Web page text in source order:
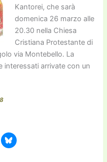
Kantorei, che sarà
domenica 26 marzo alle
20.30 nella Chiesa
Cristiana Protestante di
via Montebello. La
interessati arrivate con un